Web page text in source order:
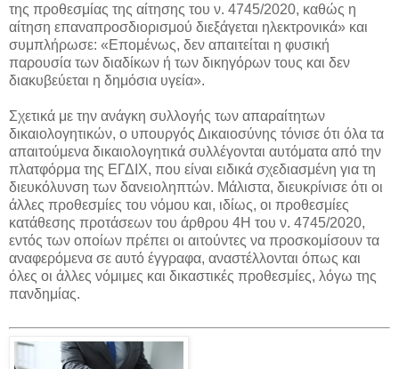
της προθεσμίας της αίτησης του ν. 4745/2020, καθώς η
αίτηση επαναπροσδιορισμού διεξάγεται ηλεκτρονικά» και
συμπλήρωσε: «Επομένως, δεν απαιτείται η φυσική
παρουσία των διαδίκων ή των δικηγόρων τους και δεν
διακυβεύεται η δημόσια υγεία».
Σχετικά με την ανάγκη συλλογής των απαραίτητων
δικαιολογητικών, ο υπουργός Δικαιοσύνης τόνισε ότι όλα τα
απαιτούμενα δικαιολογητικά συλλέγονται αυτόματα από την
πλατφόρμα της ΕΓΔΙΧ, που είναι ειδικά σχεδιασμένη για τη
διευκόλυνση των δανειοληπτών. Μάλιστα, διευκρίνισε ότι οι
άλλες προθεσμίες του νόμου και, ιδίως, οι προθεσμίες
κατάθεσης προτάσεων του άρθρου 4Η του ν. 4745/2020,
εντός των οποίων πρέπει οι αιτούντες να προσκομίσουν τα
αναφερόμενα σε αυτό έγγραφα, αναστέλλονται όπως και
όλες οι άλλες νόμιμες και δικαστικές προθεσμίες, λόγω της
πανδημίας.